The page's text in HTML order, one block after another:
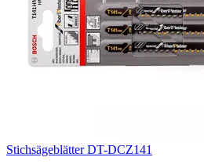
Stichsägeblätter DT-DCZ141